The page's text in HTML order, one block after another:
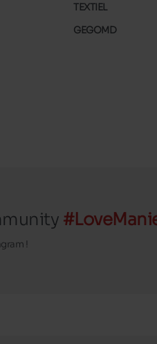
TEXTIEL
GEGOMD
!